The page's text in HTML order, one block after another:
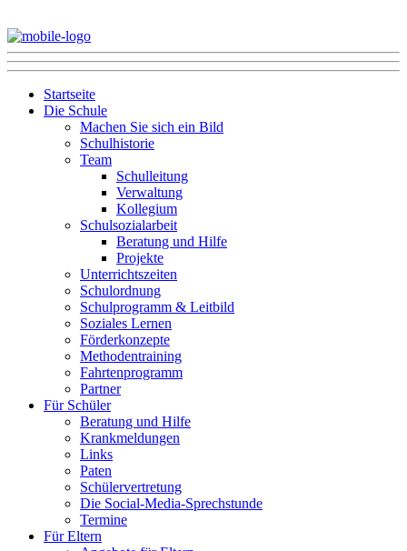
Startseite
Die Schule
Machen Sie sich ein Bild
Schulhistorie
Team
Schulleitung
Verwaltung
Kollegium
Schulsozialarbeit
Beratung und Hilfe
Projekte
Unterrichtszeiten
Schulordnung
Schulprogramm & Leitbild
Soziales Lernen
Förderkonzepte
Methodentraining
Fahrtenprogramm
Partner
Für Schüler
Beratung und Hilfe
Krankmeldungen
Links
Paten
Schülervertretung
Die Social-Media-Sprechstunde
Termine
Für Eltern